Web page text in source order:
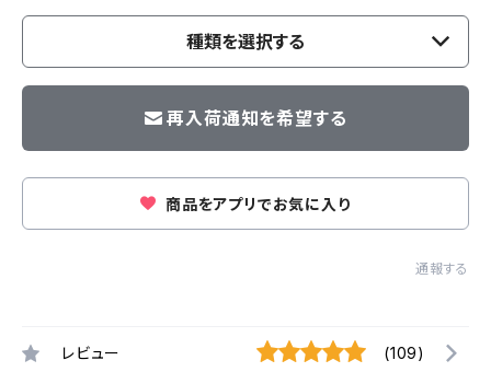
種類を選択する
再入荷通知を希望する
商品をアプリでお気に入り
通報する
レビュー (109)